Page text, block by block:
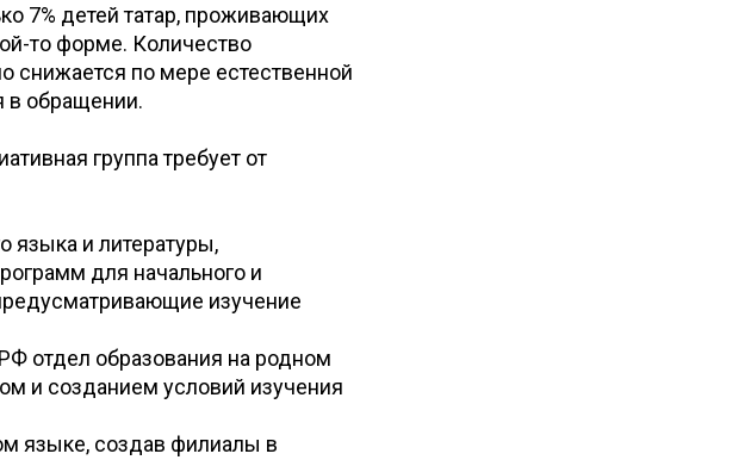
7% детей татар, проживающих
то форме. Количество
снижается по мере естественной
в обращении.
группа требует от
языка и литературы,
для начального и
изучение
отдел образования на родном
и созданием условий изучения
языке, создав филиалы в